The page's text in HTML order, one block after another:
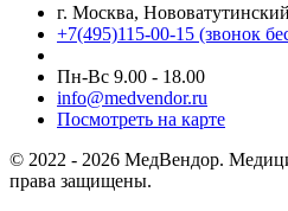
г. Москва,
+7(495)115-00-15 (звонок
Пн-Вс 9.00 - 18.00
info@medvendor.ru
Посмотреть на карте
© 2022 - 2026 МедВендор.
права защищены.